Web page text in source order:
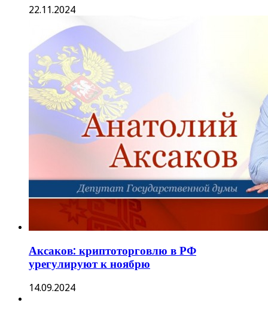
22.11.2024
Аксаков: криптоторговлю в РФ
урегулируют к ноябрю
14.09.2024